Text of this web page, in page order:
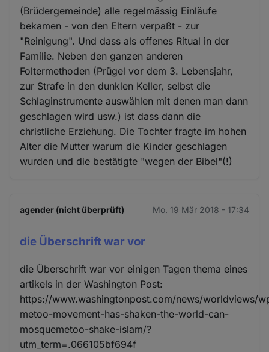
(Brüdergemeinde) alle regelmässig Einläufe
bekamen - von den Eltern verpaßt - zur
"Reinigung". Und dass als offenes Ritual in der
Familie. Neben den ganzen anderen
Foltermethoden (Prügel vor dem 3. Lebensjahr,
zur Strafe in den dunklen Keller, selbst die
Schlaginstrumente auswählen mit denen man dann
geschlagen wird usw.) ist dass dann die
christliche Erziehung. Die Tochter fragte im hohen
Alter die Mutter warum die Kinder geschlagen
wurden und die bestätigte "wegen der Bibel"(!)
agender (nicht überprüft) Mo. 19 Mär 2018 - 17:34
die Überschrift war vor
die Überschrift war vor einigen Tagen thema eines
artikels in der Washington Post:
https://www.washingtonpost.com/news/worldviews/
metoo-movement-has-shaken-the-world-can-
mosquemetoo-shake-islam/?
utm_term=.066105bf694f